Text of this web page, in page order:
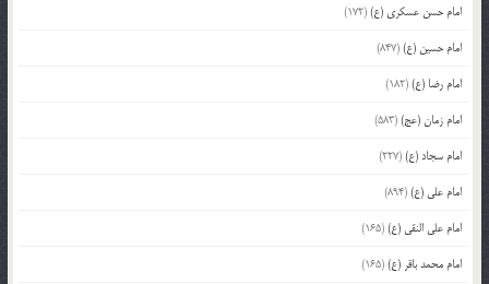
امام حسن عسکری (ع)(172)
امام حسین (ع)(847)
امام رضا (ع)(182)
امام زمان (عج)(583)
امام سجاد (ع)(227)
امام علی (ع)(894)
امام علی النقی (ع)(165)
امام محمد باقر (ع)(165)